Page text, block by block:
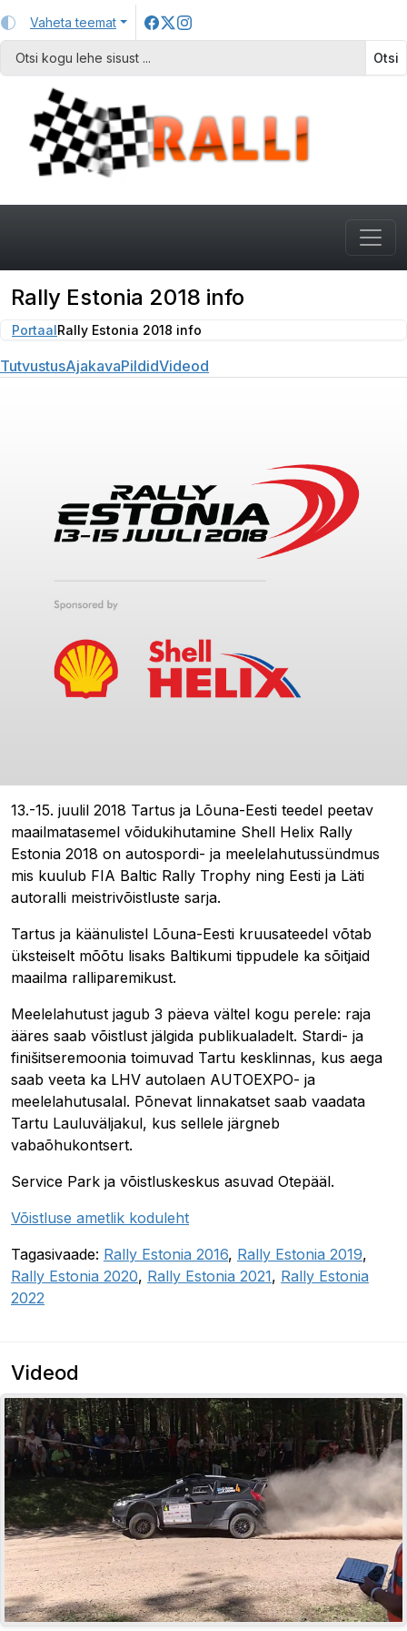
Vaheta teemat
Otsi
Rally Estonia 2018 info
PortaalRally Estonia 2018 info
TutvustusAjakavaPildidVideod
13.-15. juulil 2018 Tartus ja Lõuna-Eesti teedel peetav
maailmatasemel võidukihutamine Shell Helix Rally
Estonia 2018 on autospordi- ja meelelahutussündmus
mis kuulub FIA Baltic Rally Trophy ning Eesti ja Läti
autoralli meistrivõistluste sarja.
Tartus ja käänulistel Lõuna-Eesti kruusateedel võtab
üksteiselt mõõtu lisaks Baltikumi tippudele ka sõitjaid
maailma ralliparemikust.
Meelelahutust jagub 3 päeva vältel kogu perele: raja
ääres saab võistlust jälgida publikualadelt. Stardi- ja
finišitseremoonia toimuvad Tartu kesklinnas, kus aega
saab veeta ka LHV autolaen AUTOEXPO- ja
meelelahutusalal. Põnevat linnakatset saab vaadata
Tartu Lauluväljakul, kus sellele järgneb
vabaõhukontsert.
Service Park ja võistluskeskus asuvad Otepääl.
Võistluse ametlik koduleht
Tagasivaade: Rally Estonia 2016, Rally Estonia 2019,
Rally Estonia 2020, Rally Estonia 2021, Rally Estonia
2022
Videod